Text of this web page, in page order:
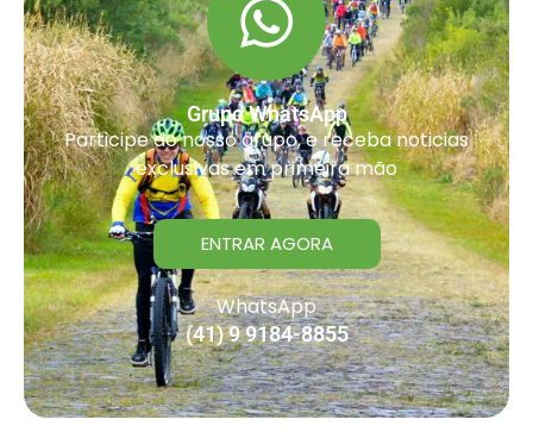
Grupo WhatsApp
Participe do nosso grupo, e receba noticias
exclusivas em primeira mão
ENTRAR AGORA
WhatsApp
(41) 9 9184-8855